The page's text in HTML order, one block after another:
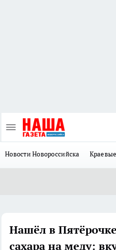
Новости Новороссийска
Нашёл в
сахара на меду: